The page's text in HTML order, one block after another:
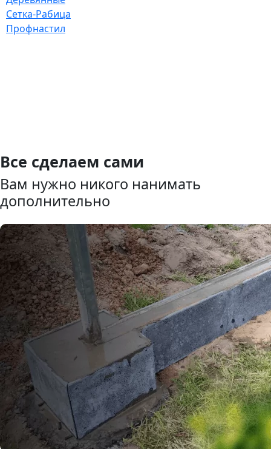
Сетка-Рабица
Профнастил
Все сделаем сами
Вам нужно никого нанимать
дополнительно